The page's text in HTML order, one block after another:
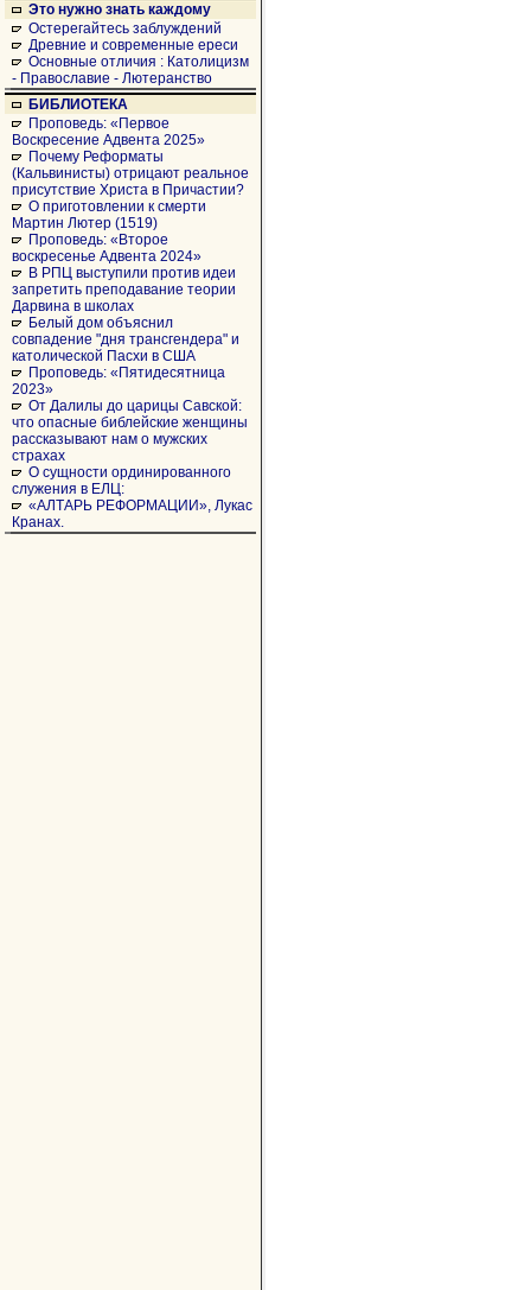
Это нужно знать каждому
Остерегайтесь заблуждений
Древние и современные ереси
Основные отличия : Католицизм
- Православие - Лютеранство
БИБЛИОТЕКА
Проповедь: «Первое
Воскресение Адвента 2025»
Почему Реформаты
(Кальвинисты) отрицают реальное
присутствие Христа в Причастии?
О приготовлении к смерти
Мартин Лютер (1519)
Проповедь: «Второе
воскресенье Адвента 2024»
В РПЦ выступили против идеи
запретить преподавание теории
Дарвина в школах
Белый дом объяснил
совпадение "дня трансгендера" и
католической Пасхи в США
Проповедь: «Пятидесятница
2023»
От Далилы до царицы Савской:
что опасные библейские женщины
рассказывают нам о мужских
страхах
О сущности ординированного
служения в ЕЛЦ:
«АЛТАРЬ РЕФОРМАЦИИ», Лукас
Кранах.